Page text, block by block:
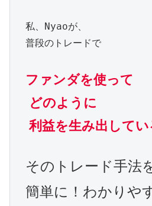
私、Nyaoが、
普段のトレードで
ファンダを使って
どのように
利益を生み出してい
そのトレード手法
簡単に！わかりや